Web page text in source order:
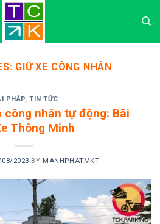
GIỮ XE CÔNG NHÂN
PHÁP,TIN TỨC
công nhân tự động: Bãi
Thông Minh
08/2023 BY MANHPHATMKT